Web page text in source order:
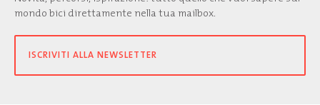
mondo bici direttamente nella tua mailbox.
ISCRIVITI ALLA NEWSLETTER